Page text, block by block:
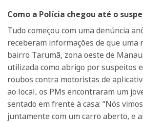
Como a Polícia chegou até o
Tudo começou com uma denúncia
receberam informações de que uma
bairro Tarumã, zona oeste de
utilizada como abrigo por suspeitos
roubos contra motoristas de
ao local, os PMs encontraram um
sentado em frente à casa: “Nós
juntamente com um carro aberto, e